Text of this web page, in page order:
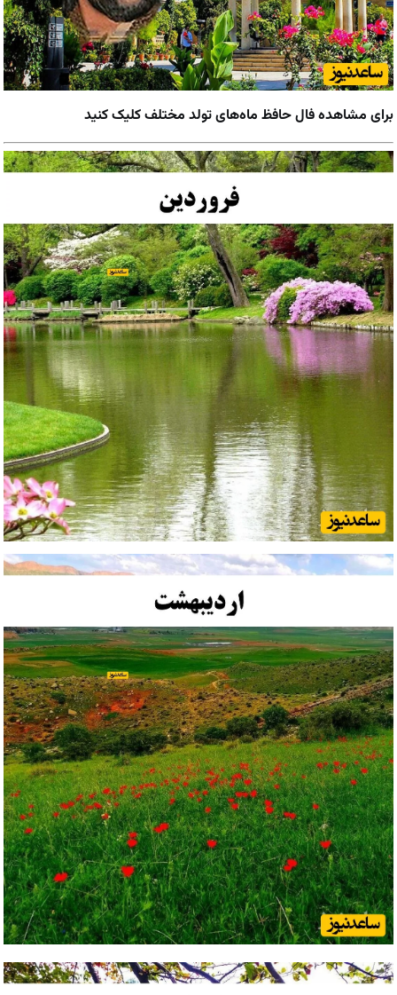
برای مشاهده فال حافظ ماه‌های تولد مختلف کلیک کنید